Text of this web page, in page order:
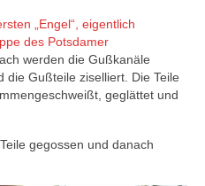
„Engel“, eigentlich
des Potsdamer
werden die Gußkanäle
die Gußteile ziselliert. Die Teile
geglättet und
gegossen und danach